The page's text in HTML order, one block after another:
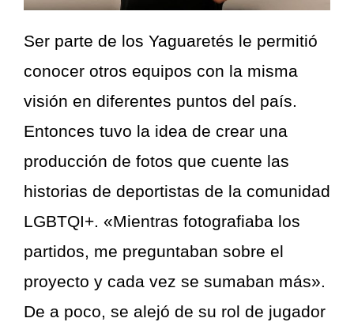
Ser parte de los Yaguaretés le permitió
conocer otros equipos con la misma
visión en diferentes puntos del país.
Entonces tuvo la idea de crear una
producción de fotos que cuente las
historias de deportistas de la comunidad
LGBTQI+. «Mientras fotografiaba los
partidos, me preguntaban sobre el
proyecto y cada vez se sumaban más».
De a poco, se alejó de su rol de jugador